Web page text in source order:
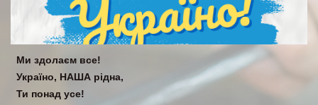
Ми здолаєм все!
Україно, НАША рідна,
Ти понад усе!